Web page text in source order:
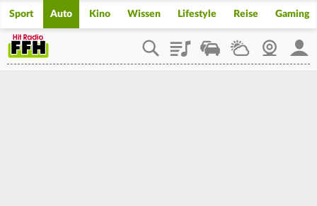
Sport Auto Kino Wissen Lifestyle Reise Gaming
PlaylistStaupilotWetterWebcam